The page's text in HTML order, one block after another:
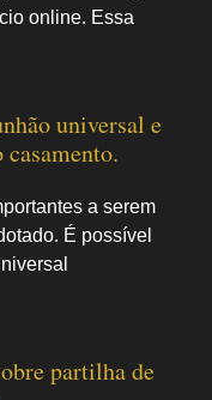
online. Essa
universal e
a serem
É possível
partilha de